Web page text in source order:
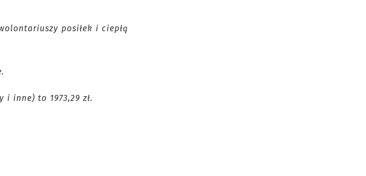
posiłek i ciepłą
inne) to 1973,29 zł.